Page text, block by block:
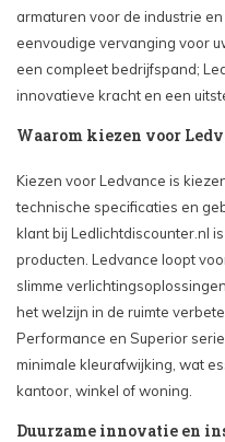
armaturen voor de industrie
eenvoudige vervanging voor
een compleet bedrijfspand;
innovatieve kracht en een
Waarom kiezen voor
Kiezen voor Ledvance is
technische specificaties en
klant bij Ledlichtdiscounter.nl
producten. Ledvance loopt
slimme
het welzijn in de ruimte
Performance en Superior
minimale kleurafwijking, wat
kantoor, winkel of woning.
Duurzame innovatie en